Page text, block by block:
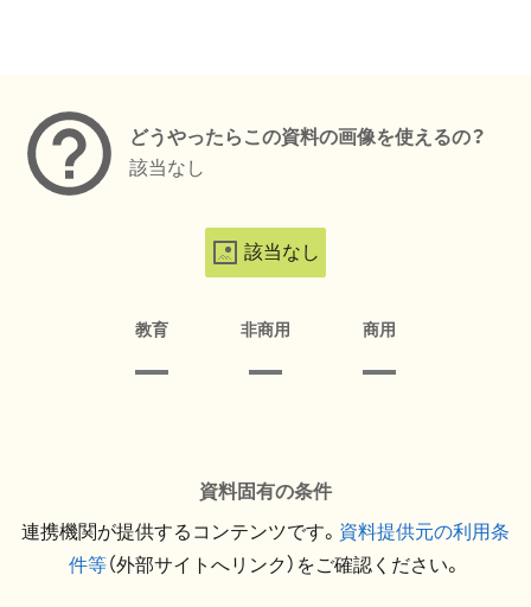
どうやったらこの資料の画像を使えるの？
該当なし
該当なし
教育 非商用 商用
資料固有の条件
連携機関が提供するコンテンツです。 資料提供元の利用条
件等（外部サイトへリンク）をご確認ください。